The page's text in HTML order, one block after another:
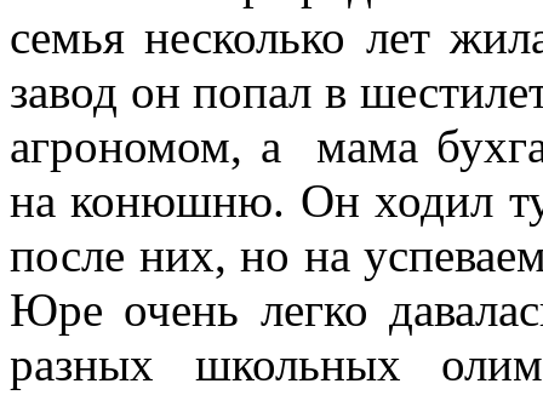
семья несколько лет
завод он попал в
агрономом, а мама
на конюшню. Он ходил
после них, но на
Юре очень легко
разных школьных